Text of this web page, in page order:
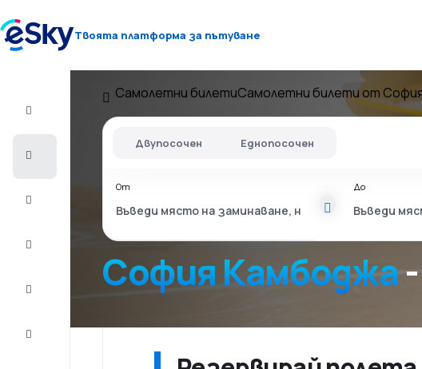
Твоята платформа за пътуване
Самолетни билетиСамолетни билети от
София Камбоджа-
Двупосочен Еднопосочен
От До